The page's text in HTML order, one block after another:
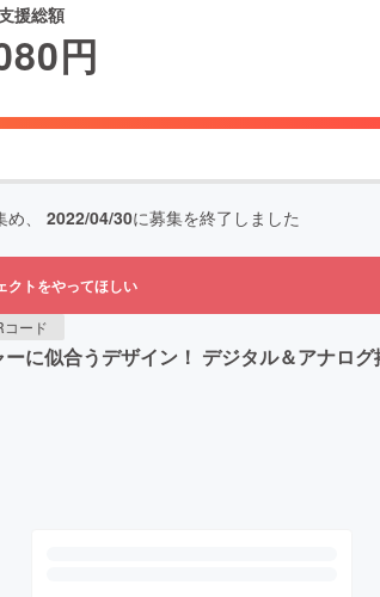
援総額
円
、 2022/04/30に募集を終了しました
クトをやってほしい
コード
に似合うデザイン！ デジタル＆アナロ